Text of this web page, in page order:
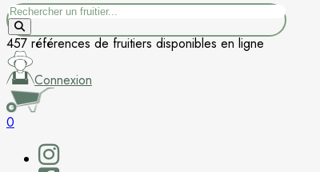
Rechercher
457 références de fruitiers disponibles en ligne
Connexion
0